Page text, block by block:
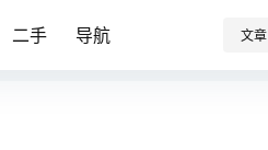
二手 导航 文章